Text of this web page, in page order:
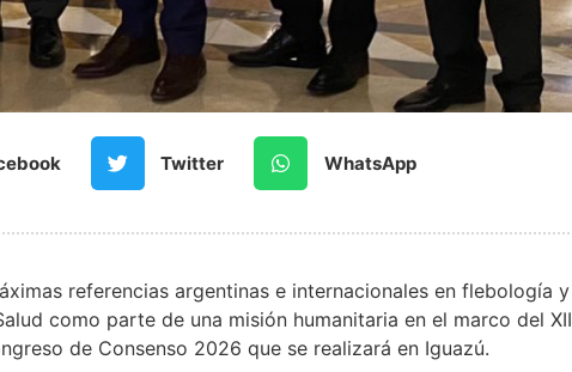
Twitter WhatsApp
referencias argentinas e internacionales en flebología y
como parte de una misión humanitaria en el marco del XII
de Consenso 2026 que se realizará en Iguazú.